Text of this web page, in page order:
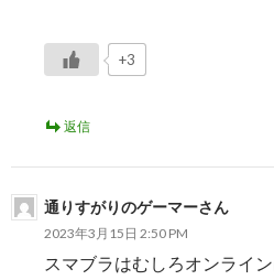
+3
返信
通りすがりのゲーマーさん
2023年3月15日 2:50 PM
スマブラはむしろオンライ